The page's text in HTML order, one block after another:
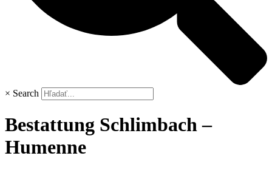
× Search
Bestattung Schlimbach –
Humenne